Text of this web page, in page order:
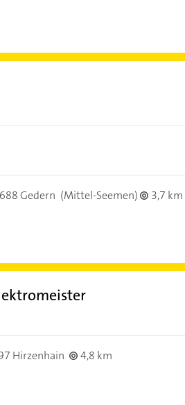
Gedern (Mittel-Seemen)
3,7 km
Hirzenhain
4,8 km